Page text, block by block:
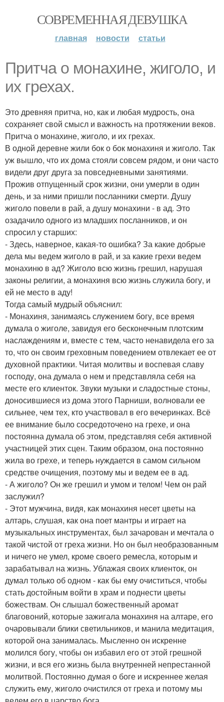
СОВРЕМЕННАЯ ДЕВУШКА
главная новости статьи
Притча о монахине, жиголо, и
их грехах.
Это древняя притча, но, как и любая мудрость, она
сохраняет свой смысл и важность на протяжении веков.
Притча о монахине, жиголо, и их грехах.
В одной деревне жили бок о бок монахиня и жиголо. Так
уж вышло, что их дома стояли совсем рядом, и они часто
видели друг друга за повседневными занятиями.
Прожив отпущенный срок жизни, они умерли в один
день, и за ними пришли посланники смерти. Душу
жиголо повели в рай, а душу монахини - в ад. Это
озадачило одного из младших посланников, и он
спросил у старших:
- Здесь, наверное, какая-то ошибка? За какие добрые
дела мы ведем жиголо в рай, и за какие грехи ведем
монахиню в ад? Жиголо всю жизнь грешил, нарушая
законы религии, а монахиня всю жизнь служила богу, и
ей не место в аду!
Тогда самый мудрый объяснил:
- Монахиня, занимаясь служением богу, все время
думала о жиголе, завидуя его бесконечным плотским
наслаждениям и, вместе с тем, часто ненавидела его за
то, что он своим греховным поведением отвлекает ее от
духовной практики. Читая молитвы и воспевая славу
господу, она думала о нем и представляла себя на
месте его клиенток. Звуки музыки и сладостные стоны,
доносившиеся из дома этого Парниши, волновали ее
сильнее, чем тех, кто участвовал в его вечеринках. Всё
ее внимание было сосредоточено на грехе, и она
постоянна думала об этом, представляя себя активной
участницей этих сцен. Таким образом, она постоянно
жила во грехе, и теперь нуждается в самом сильном
средстве очищения, поэтому мы и ведем ее в ад.
- А жиголо? Он же грешил и умом и телом! Чем он рай
заслужил?
- Этот мужчина, видя, как монахиня несет цветы на
алтарь, слушая, как она поет мантры и играет на
музыкальных инструментах, был зачарован и мечтала о
такой чистой от греха жизни. Но он был необразованным
и ничего не умел, кроме своего ремесла, которым и
зарабатывал на жизнь. Ублажая своих клиенток, он
думал только об одном - как бы ему очиститься, чтобы
стать достойным войти в храм и поднести цветы
божествам. Он слышал божественный аромат
благовоний, которые зажигала монахиня на алтаре, его
очаровывали блики светильников, и манила медитация,
которой она занималась. Мысленно он искренне
молился богу, чтобы он избавил его от этой грешной
жизни, и вся его жизнь была внутренней непрестанной
молитвой. Постоянно думая о боге и искреннее желая
служить ему, жиголо очистился от греха и потому мы